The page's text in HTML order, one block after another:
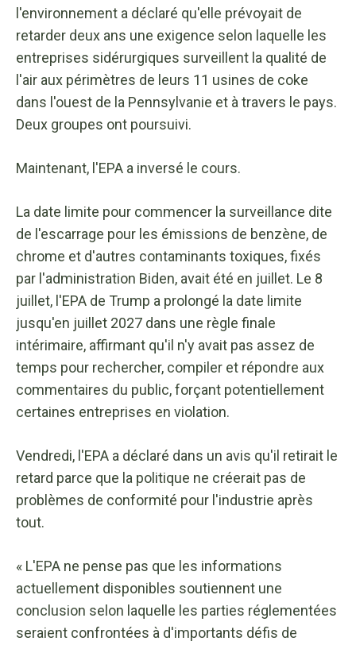
l'environnement a déclaré qu'elle prévoyait de
retarder deux ans une exigence selon laquelle les
entreprises sidérurgiques surveillent la qualité de
l'air aux périmètres de leurs 11 usines de coke
dans l'ouest de la Pennsylvanie et à travers le pays.
Deux groupes ont poursuivi.
Maintenant, l'EPA a inversé le cours.
La date limite pour commencer la surveillance dite
de l'escarrage pour les émissions de benzène, de
chrome et d'autres contaminants toxiques, fixés
par l'administration Biden, avait été en juillet. Le 8
juillet, l'EPA de Trump a prolongé la date limite
jusqu'en juillet 2027 dans une règle finale
intérimaire, affirmant qu'il n'y avait pas assez de
temps pour rechercher, compiler et répondre aux
commentaires du public, forçant potentiellement
certaines entreprises en violation.
Vendredi, l'EPA a déclaré dans un avis qu'il retirait le
retard parce que la politique ne créerait pas de
problèmes de conformité pour l'industrie après
tout.
« L'EPA ne pense pas que les informations
actuellement disponibles soutiennent une
conclusion selon laquelle les parties réglementées
seraient confrontées à d'importants défis de